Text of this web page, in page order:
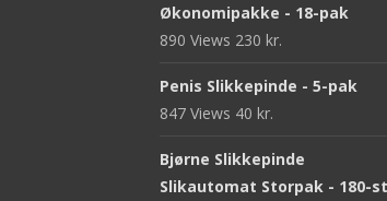
Økonomipakke - 18-pak
890 Views 230 kr.
Penis Slikkepinde - 5-pak
847 Views 40 kr.
Bjørne Slikkepinde
Slikautomat Storpak - 180-